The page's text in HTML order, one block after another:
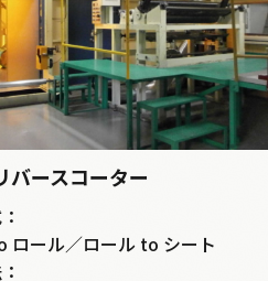
バースコーター
ロール／ロール to シート